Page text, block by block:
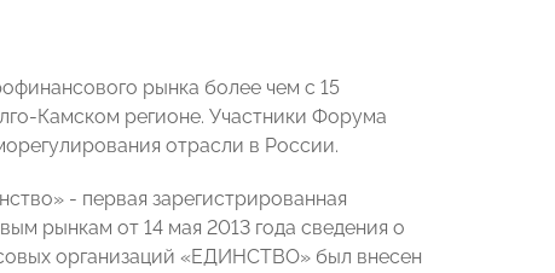
рынка более чем с 15
Камском регионе. Участники Форума
отрасли в России.
- первая зарегистрированная
рынкам от 14 мая 2013 года сведения о
организаций «ЕДИНСТВО» был внесен